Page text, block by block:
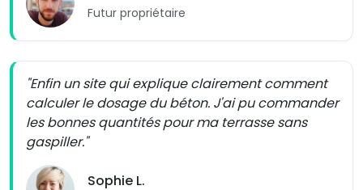
Futur propriétaire
"Enfin un site qui explique clairement comment
calculer le dosage du béton. J'ai pu commander
les bonnes quantités pour ma terrasse sans
gaspiller."
Sophie L.